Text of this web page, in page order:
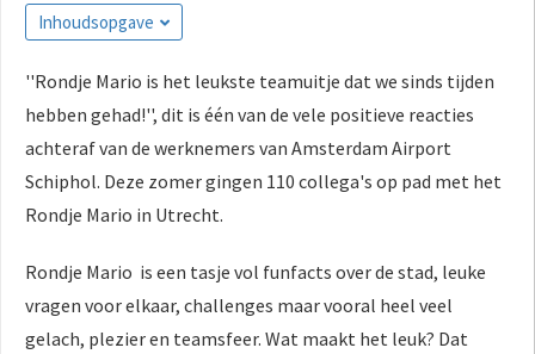
Inhoudsopgave
''Rondje Mario is het leukste teamuitje dat we sinds tijden
hebben gehad!'', dit is één van de vele positieve reacties
achteraf van de werknemers van Amsterdam Airport
Schiphol. Deze zomer gingen 110 collega's op pad met het
Rondje Mario in Utrecht.
Rondje Mario is een tasje vol funfacts over de stad, leuke
vragen voor elkaar, challenges maar vooral heel veel
gelach, plezier en teamsfeer. Wat maakt het leuk? Dat
te
over
gebruikt
te